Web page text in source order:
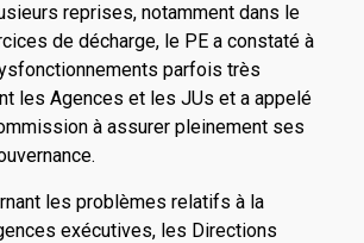
reprises, notamment dans le
de décharge, le PE a constaté à
parfois très
les Agences et les JUs et a appelé
à assurer pleinement ses
les problèmes relatifs à la
exécutives, les Directions